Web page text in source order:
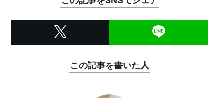
この記事を書いた人